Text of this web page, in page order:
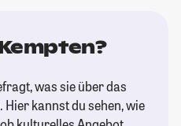
was sie über das
Hier kannst du sehen, wie